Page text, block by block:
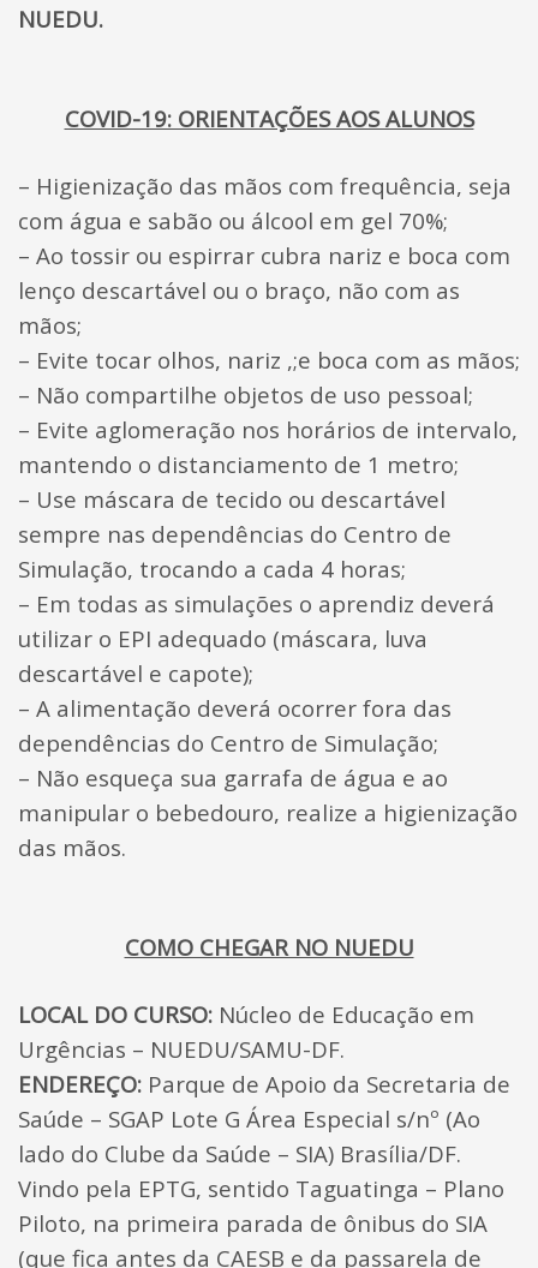
NUEDU.
COVID-19: ORIENTAÇÕES AOS ALUNOS
– Higienização das mãos com frequência, seja
com água e sabão ou álcool em gel 70%;
– Ao tossir ou espirrar cubra nariz e boca com
lenço descartável ou o braço, não com as
mãos;
– Evite tocar olhos, nariz ,;e boca com as mãos;
– Não compartilhe objetos de uso pessoal;
– Evite aglomeração nos horários de intervalo,
mantendo o distanciamento de 1 metro;
– Use máscara de tecido ou descartável
sempre nas dependências do Centro de
Simulação, trocando a cada 4 horas;
– Em todas as simulações o aprendiz deverá
utilizar o EPI adequado (máscara, luva
descartável e capote);
– A alimentação deverá ocorrer fora das
dependências do Centro de Simulação;
– Não esqueça sua garrafa de água e ao
manipular o bebedouro, realize a higienização
das mãos.
COMO CHEGAR NO NUEDU
LOCAL DO CURSO: Núcleo de Educação em
Urgências – NUEDU/SAMU-DF.
ENDEREÇO: Parque de Apoio da Secretaria de
Saúde – SGAP Lote G Área Especial s/nº (Ao
lado do Clube da Saúde – SIA) Brasília/DF.
Vindo pela EPTG, sentido Taguatinga – Plano
Piloto, na primeira parada de ônibus do SIA
(que fica antes da CAESB e da passarela de